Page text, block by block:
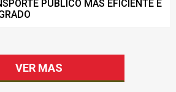
PÚBLICO MÁS EFICIENTE E
VER MAS